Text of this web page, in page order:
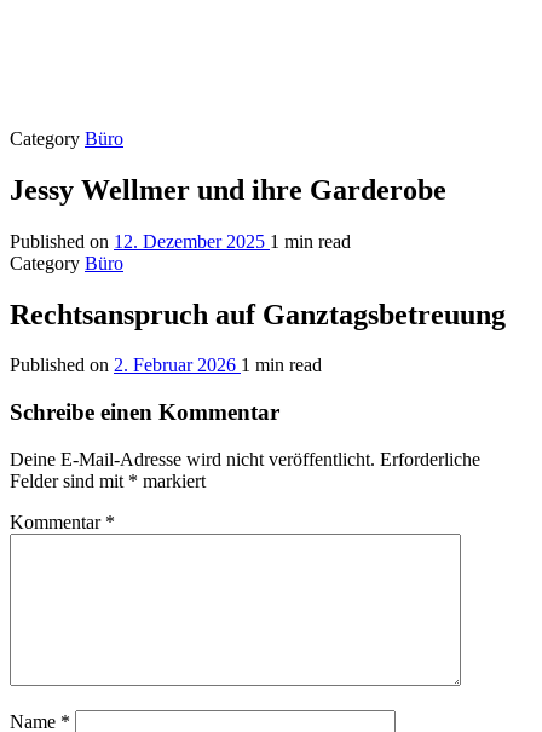
Category Büro
Jessy Wellmer und ihre Garderobe
Published on 12. Dezember 2025 1 min read
Category Büro
Rechtsanspruch auf Ganztagsbetreuung
Published on 2. Februar 2026 1 min read
Schreibe einen Kommentar
Deine E-Mail-Adresse wird nicht veröffentlicht. Erforderliche
Felder sind mit * markiert
Kommentar *
Name *